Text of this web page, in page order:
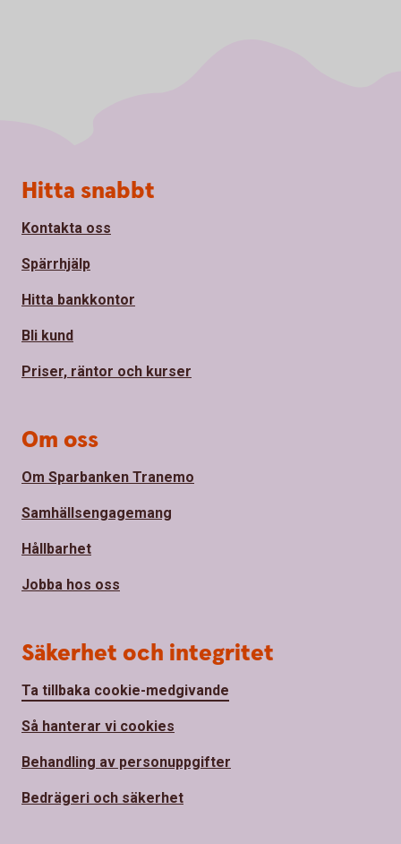
Sidfot
Hitta snabbt
Kontakta oss
Spärrhjälp
Hitta bankkontor
Bli kund
Priser, räntor och kurser
Om oss
Om Sparbanken Tranemo
Samhällsengagemang
Hållbarhet
Jobba hos oss
Säkerhet och integritet
Ta tillbaka cookie-medgivande
Så hanterar vi cookies
Behandling av personuppgifter
Bedrägeri och säkerhet